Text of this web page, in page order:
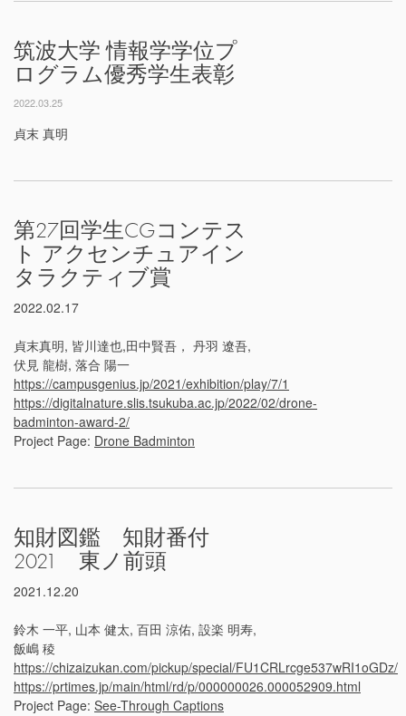
筑波大学 情報学学位プ
ログラム優秀学生表彰
2022.03.25
貞末 真明
第27回学生CGコンテス
ト アクセンチュアイン
タラクティブ賞
2022.02.17
貞末真明, 皆川達也,田中賢吾， 丹羽 遼吾,
伏見 龍樹, 落合 陽一
https://campusgenius.jp/2021/exhibition/play/7/1
https://digitalnature.slis.tsukuba.ac.jp/2022/02/drone-
badminton-award-2/
Project Page: Drone Badminton
知財図鑑 知財番付
2021 東ノ前頭
2021.12.20
鈴木 一平, 山本 健太, 百田 涼佑, 設楽 明寿,
飯嶋 稜
https://chizaizukan.com/pickup/special/FU1CRLrcge537wRI1oGDz/
https://prtimes.jp/main/html/rd/p/000000026.000052909.html
Project Page: See-Through Captions